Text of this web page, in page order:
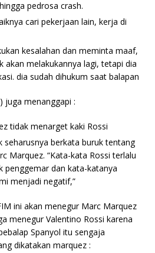
pedrosa crash.
cari pekerjaan lain, kerja di
kesalahan dan meminta maaf,
akan melakukannya lagi, tetapi dia
dia sudah dihukum saat balapan
juga menanggapi :
tidak menarget kaki Rossi
seharusnya berkata buruk tentang
Marquez. “Kata-kata Rossi terlalu
penggemar dan kata-katanya
menjadi negatif,”
ini akan menegur Marc Marquez
menegur Valentino Rossi karena
Spanyol itu sengaja
dikatakan marquez :